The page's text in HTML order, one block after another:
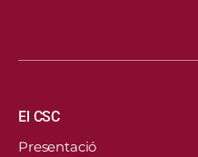
Navegació principal
El CSC
Presentació